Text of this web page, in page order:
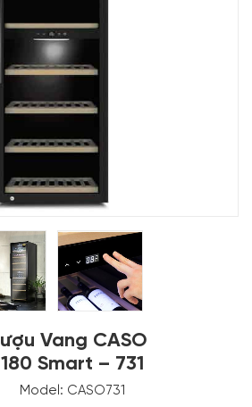
Vang CASO
Smart – 731
Model: CASO731